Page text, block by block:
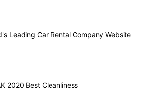
Leading Car Rental Company Website
2020 Best Cleanliness